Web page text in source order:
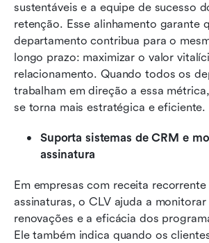
sustentáveis e a equipe de sucesso
retenção. Esse alinhamento garante
departamento contribua para o
longo prazo: maximizar o valor
relacionamento. Quando todos os
trabalham em direção a essa
se torna mais estratégica e eficiente.
Suporta sistemas de CRM e
assinatura
Em empresas com receita
assinaturas, o CLV ajuda a monitorar
renovações e a eficácia dos
Ele também indica quando os